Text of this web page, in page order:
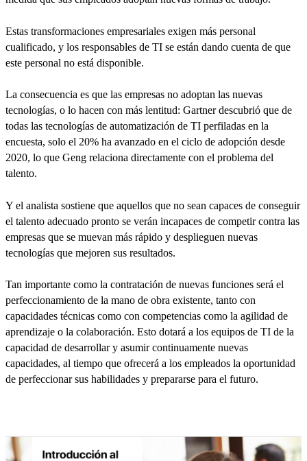
Estas transformaciones empresariales exigen más personal
cualificado, y los responsables de TI se están dando cuenta de que
este personal no está disponible.
La consecuencia es que las empresas no adoptan las nuevas
tecnologías, o lo hacen con más lentitud: Gartner descubrió que de
todas las tecnologías de automatización de TI perfiladas en la
encuesta, solo el 20% ha avanzado en el ciclo de adopción desde
2020, lo que Geng relaciona directamente con el problema del
talento.
Y el analista sostiene que aquellos que no sean capaces de conseguir
el talento adecuado pronto se verán incapaces de competir contra las
empresas que se muevan más rápido y desplieguen nuevas
tecnologías que mejoren sus resultados.
Tan importante como la contratación de nuevas funciones será el
perfeccionamiento de la mano de obra existente, tanto con
capacidades técnicas como con competencias como la agilidad de
aprendizaje o la colaboración. Esto dotará a los equipos de TI de la
capacidad de desarrollar y asumir continuamente nuevas
capacidades, al tiempo que ofrecerá a los empleados la oportunidad
de perfeccionar sus habilidades y prepararse para el futuro.